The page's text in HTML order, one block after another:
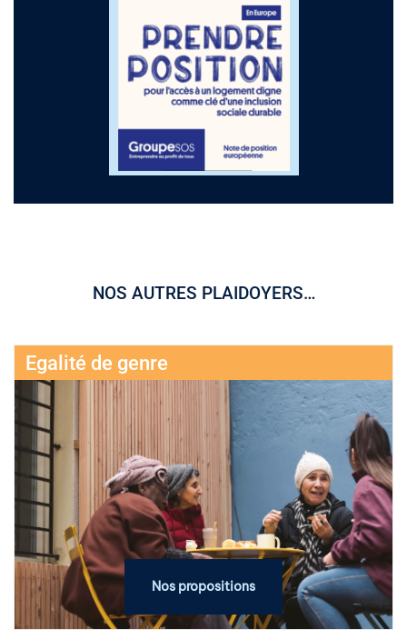
NOS AUTRES PLAIDOYERS…
Egalité de genre
Nos propositions